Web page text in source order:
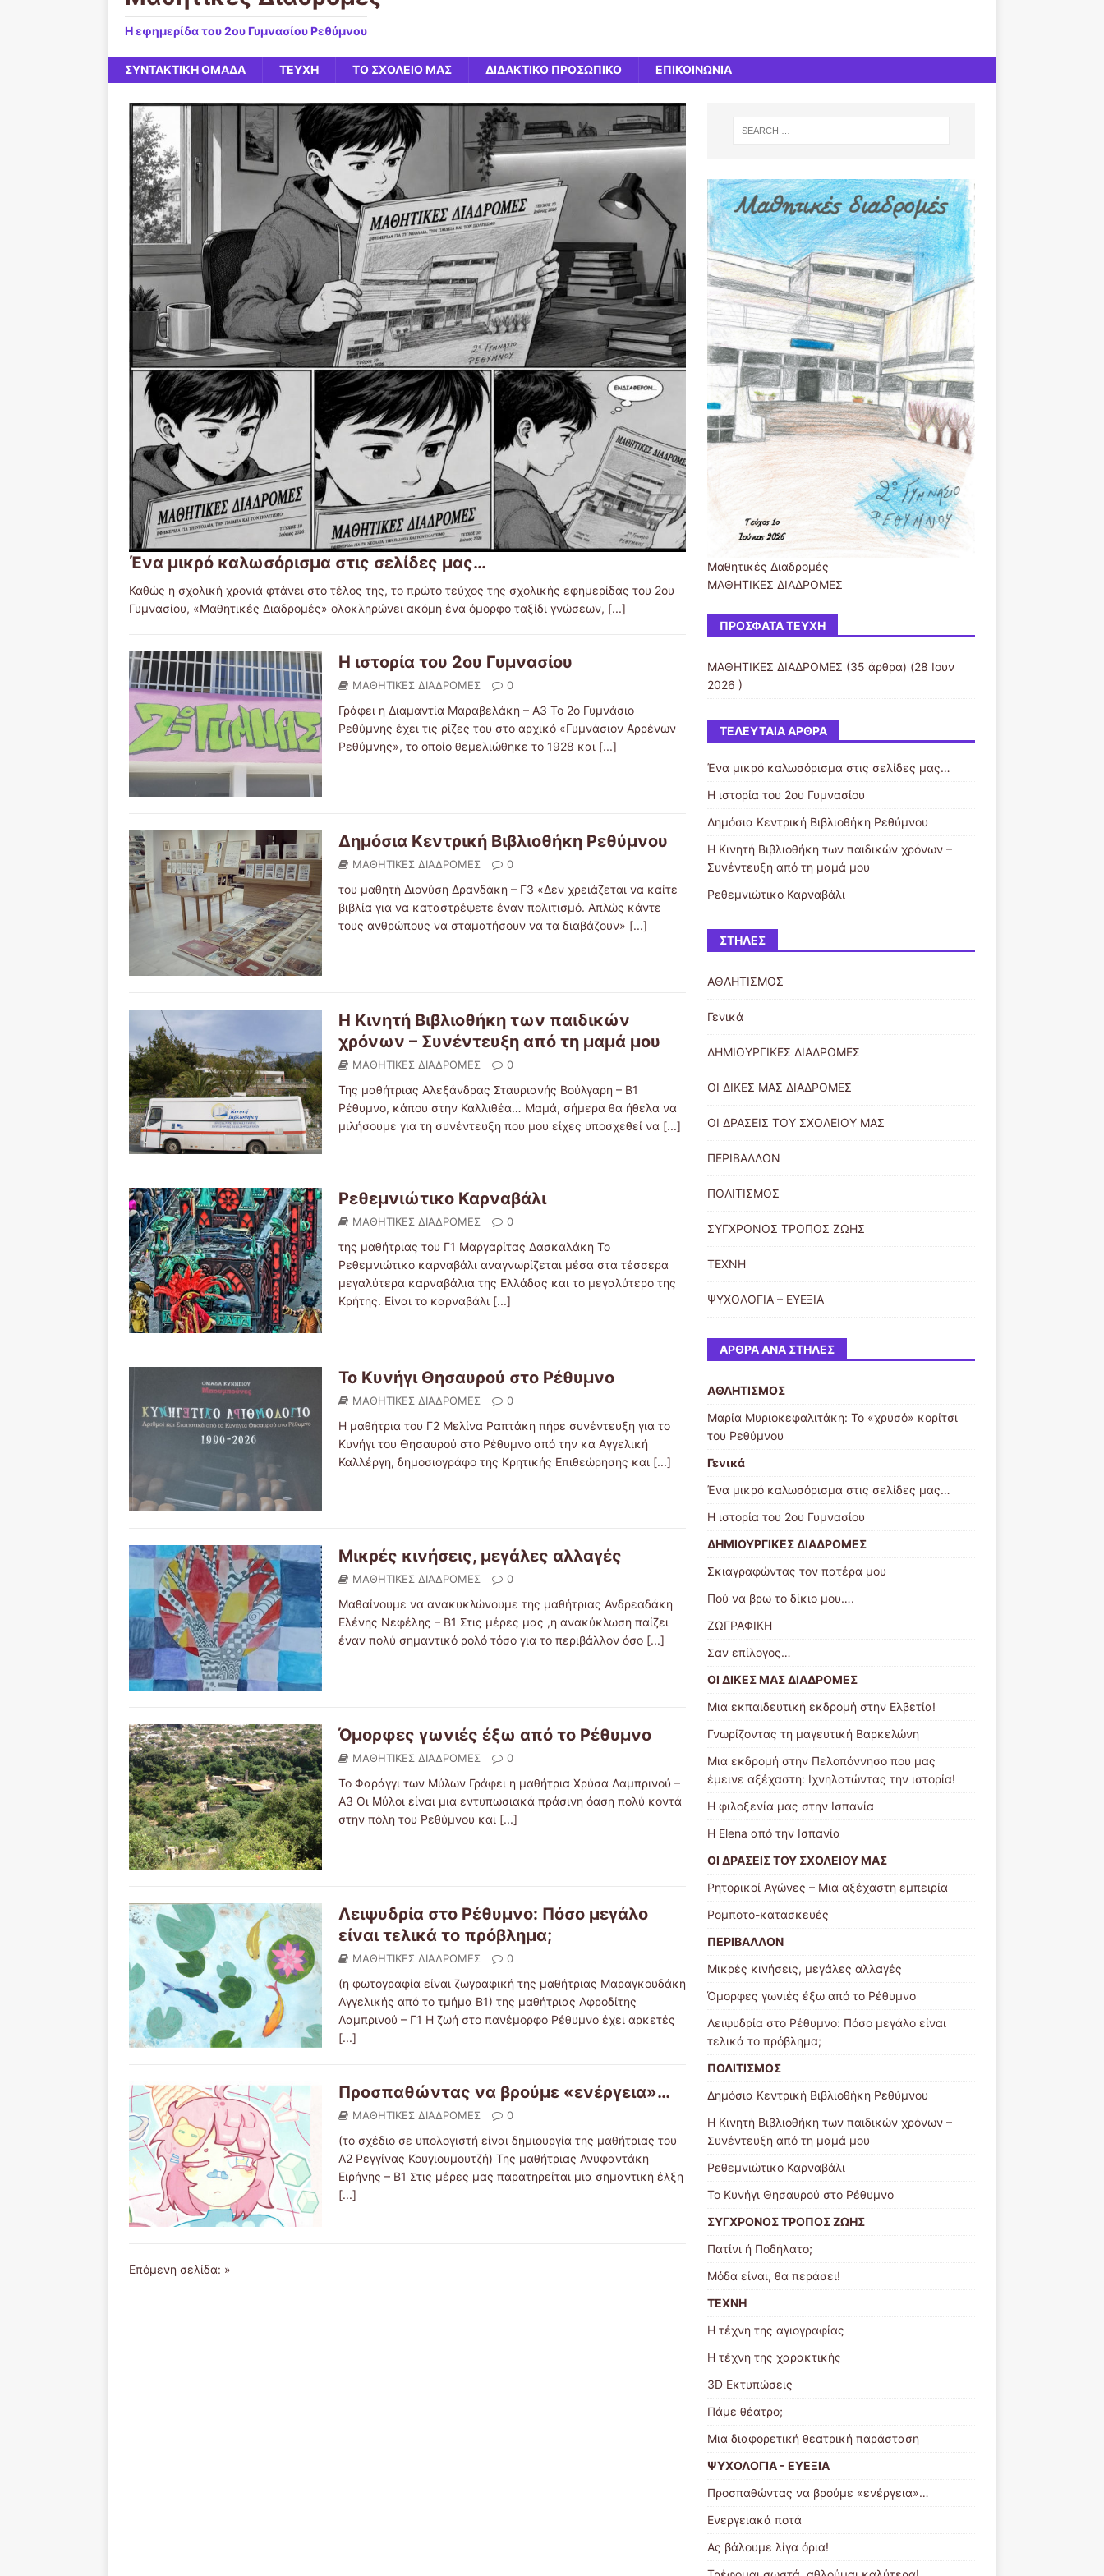
Η εφημερίδα του 2ου Γυμνασίου Ρεθύμνου
ΣΥΝΤΑΚΤΙΚΗ ΟΜΑΔΑ ΤΕΥΧΗ ΤΟ ΣΧΟΛΕΙΟ ΜΑΣ ΔΙΔΑΚΤΙΚΟ ΠΡΟΣΩΠΙΚΟ ΕΠΙΚΟΙΝΩΝΙΑ
Ένα μικρό καλωσόρισμα στις σελίδες μας…
Καθώς η σχολική χρονιά φτάνει στο τέλος της, το πρώτο τεύχος της σχολικής εφημερίδας του 2ου
Γυμνασίου, «Μαθητικές Διαδρομές» ολοκληρώνει ακόμη ένα όμορφο ταξίδι γνώσεων, [...]
Η ιστορία του 2ου Γυμνασίου
ΜΑΘΗΤΙΚΕΣ ΔΙΑΔΡΟΜΕΣ 0
Γράφει η Διαμαντία Μαραβελάκη – Α3 Το 2ο Γυμνάσιο
Ρεθύμνης έχει τις ρίζες του στο αρχικό «Γυμνάσιον Αρρένων
Ρεθύμνης», το οποίο θεμελιώθηκε το 1928 και [...]
Δημόσια Κεντρική Βιβλιοθήκη Ρεθύμνου
ΜΑΘΗΤΙΚΕΣ ΔΙΑΔΡΟΜΕΣ 0
του μαθητή Διονύση Δρανδάκη – Γ3 «Δεν χρειάζεται να καίτε
βιβλία για να καταστρέψετε έναν πολιτισμό. Απλώς κάντε
τους ανθρώπους να σταματήσουν να τα διαβάζουν» [...]
Η Κινητή Βιβλιοθήκη των παιδικών
χρόνων – Συνέντευξη από τη μαμά μου
ΜΑΘΗΤΙΚΕΣ ΔΙΑΔΡΟΜΕΣ 0
Της μαθήτριας Αλεξάνδρας Σταυριανής Βούλγαρη – Β1
Ρέθυμνο, κάπου στην Καλλιθέα… Μαμά, σήμερα θα ήθελα να
μιλήσουμε για τη συνέντευξη που μου είχες υποσχεθεί να [...]
Ρεθεμνιώτικο Καρναβάλι
ΜΑΘΗΤΙΚΕΣ ΔΙΑΔΡΟΜΕΣ 0
της μαθήτριας του Γ1 Μαργαρίτας Δασκαλάκη Το
Ρεθεμνιώτικο καρναβάλι αναγνωρίζεται μέσα στα τέσσερα
μεγαλύτερα καρναβάλια της Ελλάδας και το μεγαλύτερο της
Κρήτης. Είναι το καρναβάλι [...]
Το Κυνήγι Θησαυρού στο Ρέθυμνο
ΜΑΘΗΤΙΚΕΣ ΔΙΑΔΡΟΜΕΣ 0
Η μαθήτρια του Γ2 Μελίνα Ραπτάκη πήρε συνέντευξη για το
Κυνήγι του Θησαυρού στο Ρέθυμνο από την κα Αγγελική
Καλλέργη, δημοσιογράφο της Κρητικής Επιθεώρησης και [...]
Μικρές κινήσεις, μεγάλες αλλαγές
ΜΑΘΗΤΙΚΕΣ ΔΙΑΔΡΟΜΕΣ 0
Μαθαίνουμε να ανακυκλώνουμε της μαθήτριας Ανδρεαδάκη
Ελένης Νεφέλης – Β1 Στις μέρες μας ,η ανακύκλωση παίζει
έναν πολύ σημαντικό ρολό τόσο για το περιβάλλον όσο [...]
Όμορφες γωνιές έξω από το Ρέθυμνο
ΜΑΘΗΤΙΚΕΣ ΔΙΑΔΡΟΜΕΣ 0
Το Φαράγγι των Μύλων Γράφει η μαθήτρια Χρύσα Λαμπρινού –
Α3 Οι Μύλοι είναι μια εντυπωσιακά πράσινη όαση πολύ κοντά
στην πόλη του Ρεθύμνου και [...]
Λειψυδρία στο Ρέθυμνο: Πόσο μεγάλο
είναι τελικά το πρόβλημα;
ΜΑΘΗΤΙΚΕΣ ΔΙΑΔΡΟΜΕΣ 0
(η φωτογραφία είναι ζωγραφική της μαθήτριας Μαραγκουδάκη
Αγγελικής από το τμήμα Β1) της μαθήτριας Αφροδίτης
Λαμπρινού – Γ1 Η ζωή στο πανέμορφο Ρέθυμνο έχει αρκετές
[...]
Προσπαθώντας να βρούμε «ενέργεια»…
ΜΑΘΗΤΙΚΕΣ ΔΙΑΔΡΟΜΕΣ 0
(το σχέδιο σε υπολογιστή είναι δημιουργία της μαθήτριας του
Α2 Ρεγγίνας Κουγιουμουτζή) Της μαθήτριας Ανυφαντάκη
Ειρήνης – Β1 Στις μέρες μας παρατηρείται μια σημαντική έλξη
[...]
Επόμενη σελίδα: »
Μαθητικές Διαδρομές
ΜΑΘΗΤΙΚΕΣ ΔΙΑΔΡΟΜΕΣ
ΠΡΌΣΦΑΤΑ ΤΕΎΧΗ
ΜΑΘΗΤΙΚΕΣ ΔΙΑΔΡΟΜΕΣ (35 άρθρα) (28 Ιουν
2026 )
ΤΕΛΕΥΤΑΊΑ ΆΡΘΡΑ
Ένα μικρό καλωσόρισμα στις σελίδες μας…
Η ιστορία του 2ου Γυμνασίου
Δημόσια Κεντρική Βιβλιοθήκη Ρεθύμνου
Η Κινητή Βιβλιοθήκη των παιδικών χρόνων –
Συνέντευξη από τη μαμά μου
Ρεθεμνιώτικο Καρναβάλι
ΣΤΉΛΕΣ
ΑΘΛΗΤΙΣΜΟΣ
Γενικά
ΔΗΜΙΟΥΡΓΙΚΕΣ ΔΙΑΔΡΟΜΕΣ
ΟΙ ΔΙΚΕΣ ΜΑΣ ΔΙΑΔΡΟΜΕΣ
ΟΙ ΔΡΑΣΕΙΣ ΤΟΥ ΣΧΟΛΕΙΟΥ ΜΑΣ
ΠΕΡΙΒΑΛΛΟΝ
ΠΟΛΙΤΙΣΜΟΣ
ΣΥΓΧΡΟΝΟΣ ΤΡΟΠΟΣ ΖΩΗΣ
ΤΕΧΝΗ
ΨΥΧΟΛΟΓΙΑ – ΕΥΕΞΙΑ
ΆΡΘΡΑ ΑΝΆ ΣΤΉΛΕΣ
ΑΘΛΗΤΙΣΜΟΣ
Μαρία Μυριοκεφαλιτάκη: Το «χρυσό» κορίτσι
του Ρεθύμνου
Γενικά
Ένα μικρό καλωσόρισμα στις σελίδες μας…
Η ιστορία του 2ου Γυμνασίου
ΔΗΜΙΟΥΡΓΙΚΕΣ ΔΙΑΔΡΟΜΕΣ
Σκιαγραφώντας τον πατέρα μου
Πού να βρω το δίκιο μου….
ΖΩΓΡΑΦΙΚΗ
Σαν επίλογος…
ΟΙ ΔΙΚΕΣ ΜΑΣ ΔΙΑΔΡΟΜΕΣ
Μια εκπαιδευτική εκδρομή στην Ελβετία!
Γνωρίζοντας τη μαγευτική Βαρκελώνη
Μια εκδρομή στην Πελοπόννησο που μας
έμεινε αξέχαστη: Ιχνηλατώντας την ιστορία!
Η φιλοξενία μας στην Ισπανία
Η Elena από την Ισπανία
ΟΙ ΔΡΑΣΕΙΣ ΤΟΥ ΣΧΟΛΕΙΟΥ ΜΑΣ
Ρητορικοί Αγώνες – Μια αξέχαστη εμπειρία
Ρομποτο-κατασκευές
ΠΕΡΙΒΑΛΛΟΝ
Μικρές κινήσεις, μεγάλες αλλαγές
Όμορφες γωνιές έξω από το Ρέθυμνο
Λειψυδρία στο Ρέθυμνο: Πόσο μεγάλο είναι
τελικά το πρόβλημα;
ΠΟΛΙΤΙΣΜΟΣ
Δημόσια Κεντρική Βιβλιοθήκη Ρεθύμνου
Η Κινητή Βιβλιοθήκη των παιδικών χρόνων –
Συνέντευξη από τη μαμά μου
Ρεθεμνιώτικο Καρναβάλι
Το Κυνήγι Θησαυρού στο Ρέθυμνο
ΣΥΓΧΡΟΝΟΣ ΤΡΟΠΟΣ ΖΩΗΣ
Πατίνι ή Ποδήλατο;
Μόδα είναι, θα περάσει!
ΤΕΧΝΗ
Η τέχνη της αγιογραφίας
Η τέχνη της χαρακτικής
3D Εκτυπώσεις
Πάμε θέατρο;
Μια διαφορετική θεατρική παράσταση
ΨΥΧΟΛΟΓΙΑ - ΕΥΕΞΙΑ
Προσπαθώντας να βρούμε «ενέργεια»…
Ενεργειακά ποτά
Ας βάλουμε λίγα όρια!